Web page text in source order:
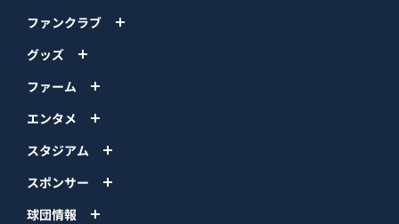
ファンクラブ
グッズ
ファーム
エンタメ
スタジアム
スポンサー
球団情報